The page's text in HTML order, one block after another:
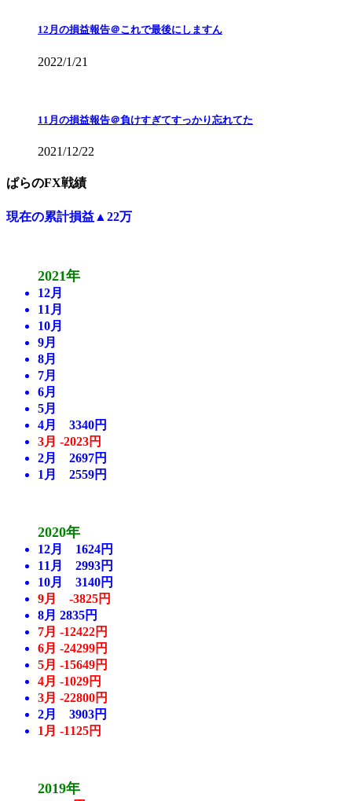
12月の損益報告＠これで最後にしますん
2022/1/21
11月の損益報告＠負けすぎてすっかり忘れてた
2021/12/22
ぱらのFX戦績
現在の累計損益▲22万
2021年
12月
11月
10月
9月
8月
7月
6月
5月
4月 3340円
3月 -2023円
2月 2697円
1月 2559円
2020年
12月 1624円
11月 2993円
10月 3140円
9月 -3825円
8月 2835円
7月 -12422円
6月 -24299円
5月 -15649円
4月 -1029円
3月 -22800円
2月 3903円
1月 -1125円
2019年